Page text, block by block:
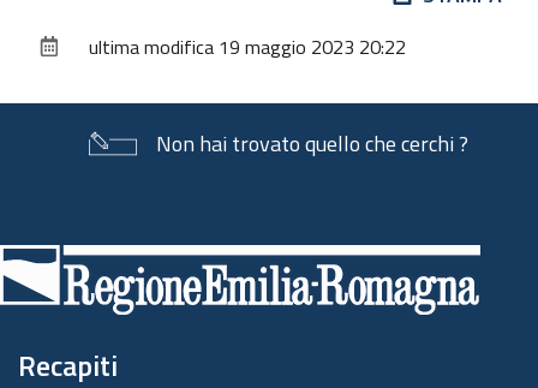
documentoultima modifica 19 maggio 2023 20:22
Non hai trovato quello che cerchi ?
di
pagina
Recapiti